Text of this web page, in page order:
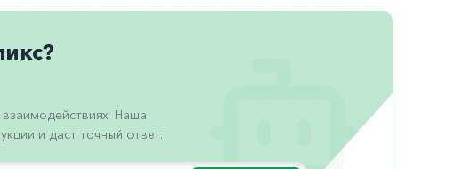
Наша
и даст точный ответ.